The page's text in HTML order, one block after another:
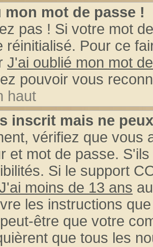
mon mot de passe !
pas ! Si votre mot
réinitialisé. Pour ce
J'ai oublié mon mot
pouvoir vous
haut
inscrit mais ne
vérifiez que vous
et mot de passe.
Si le support
moins de 13 ans
les instructions
être que votre
que tous les